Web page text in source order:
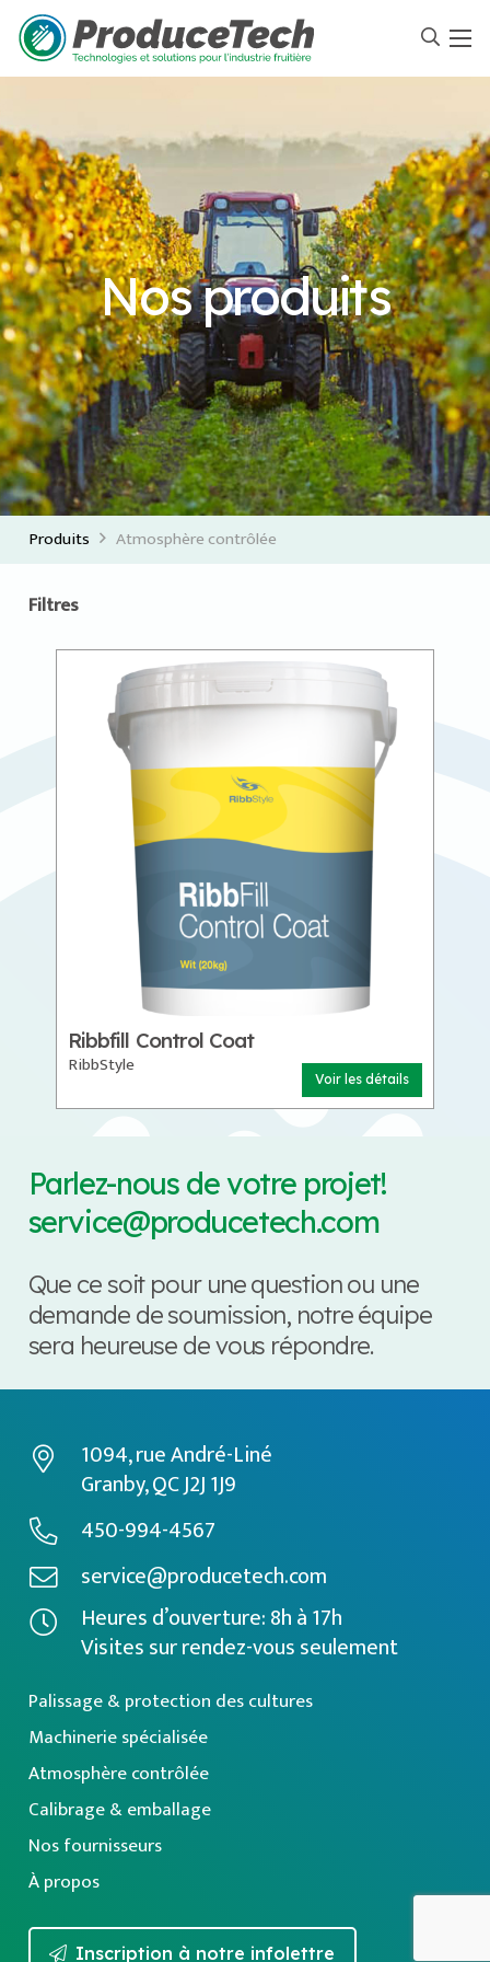
Nos produits
Produits Atmosphère contrôlée
Filtres
Ribbfill Control Coat
RibbStyle
Voir les détails
Parlez-nous de votre projet!
service@producetech.com
Que ce soit pour une question ou une
demande de soumission, notre équipe
sera heureuse de vous répondre.
1094, rue André-Liné
Granby, QC J2J 1J9
450-994-4567
service@producetech.com
Heures d’ouverture: 8h à 17h
Visites sur rendez-vous seulement
Palissage & protection des cultures
Machinerie spécialisée
Atmosphère contrôlée
Calibrage & emballage
Nos fournisseurs
À propos
Inscription à notre infolettre